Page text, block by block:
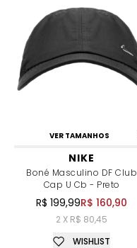
VER TAMANHOS
NIKE
Boné Masculino DF Club
Cap U Cb - Preto
R$ 199,99R$ 160,90
2 X R$ 80,45
WISHLIST